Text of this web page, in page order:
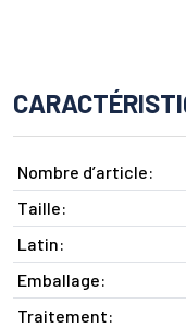
Nombre d’article:
Taille:
Latin:
Emballage:
Traitement: